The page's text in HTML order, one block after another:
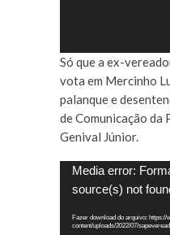
Só que a ex-
vota em Mercinho
palanque e
de Comunicação da
Genival Júnior.
Tocador
vídeo
Media error:
source(s) not
Fazer download do arquivo:
content/uploads/2022/07/